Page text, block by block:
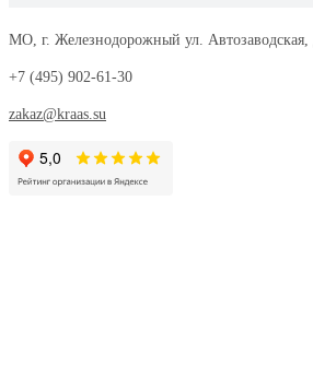
МО, г. Железнодорожный ул. Автозаводская,
+7 (495) 902-61-30
zakaz@kraas.su